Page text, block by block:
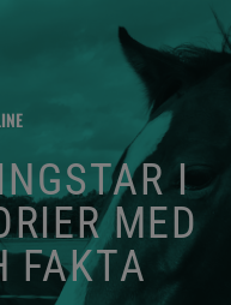
I
MED
FAKTA